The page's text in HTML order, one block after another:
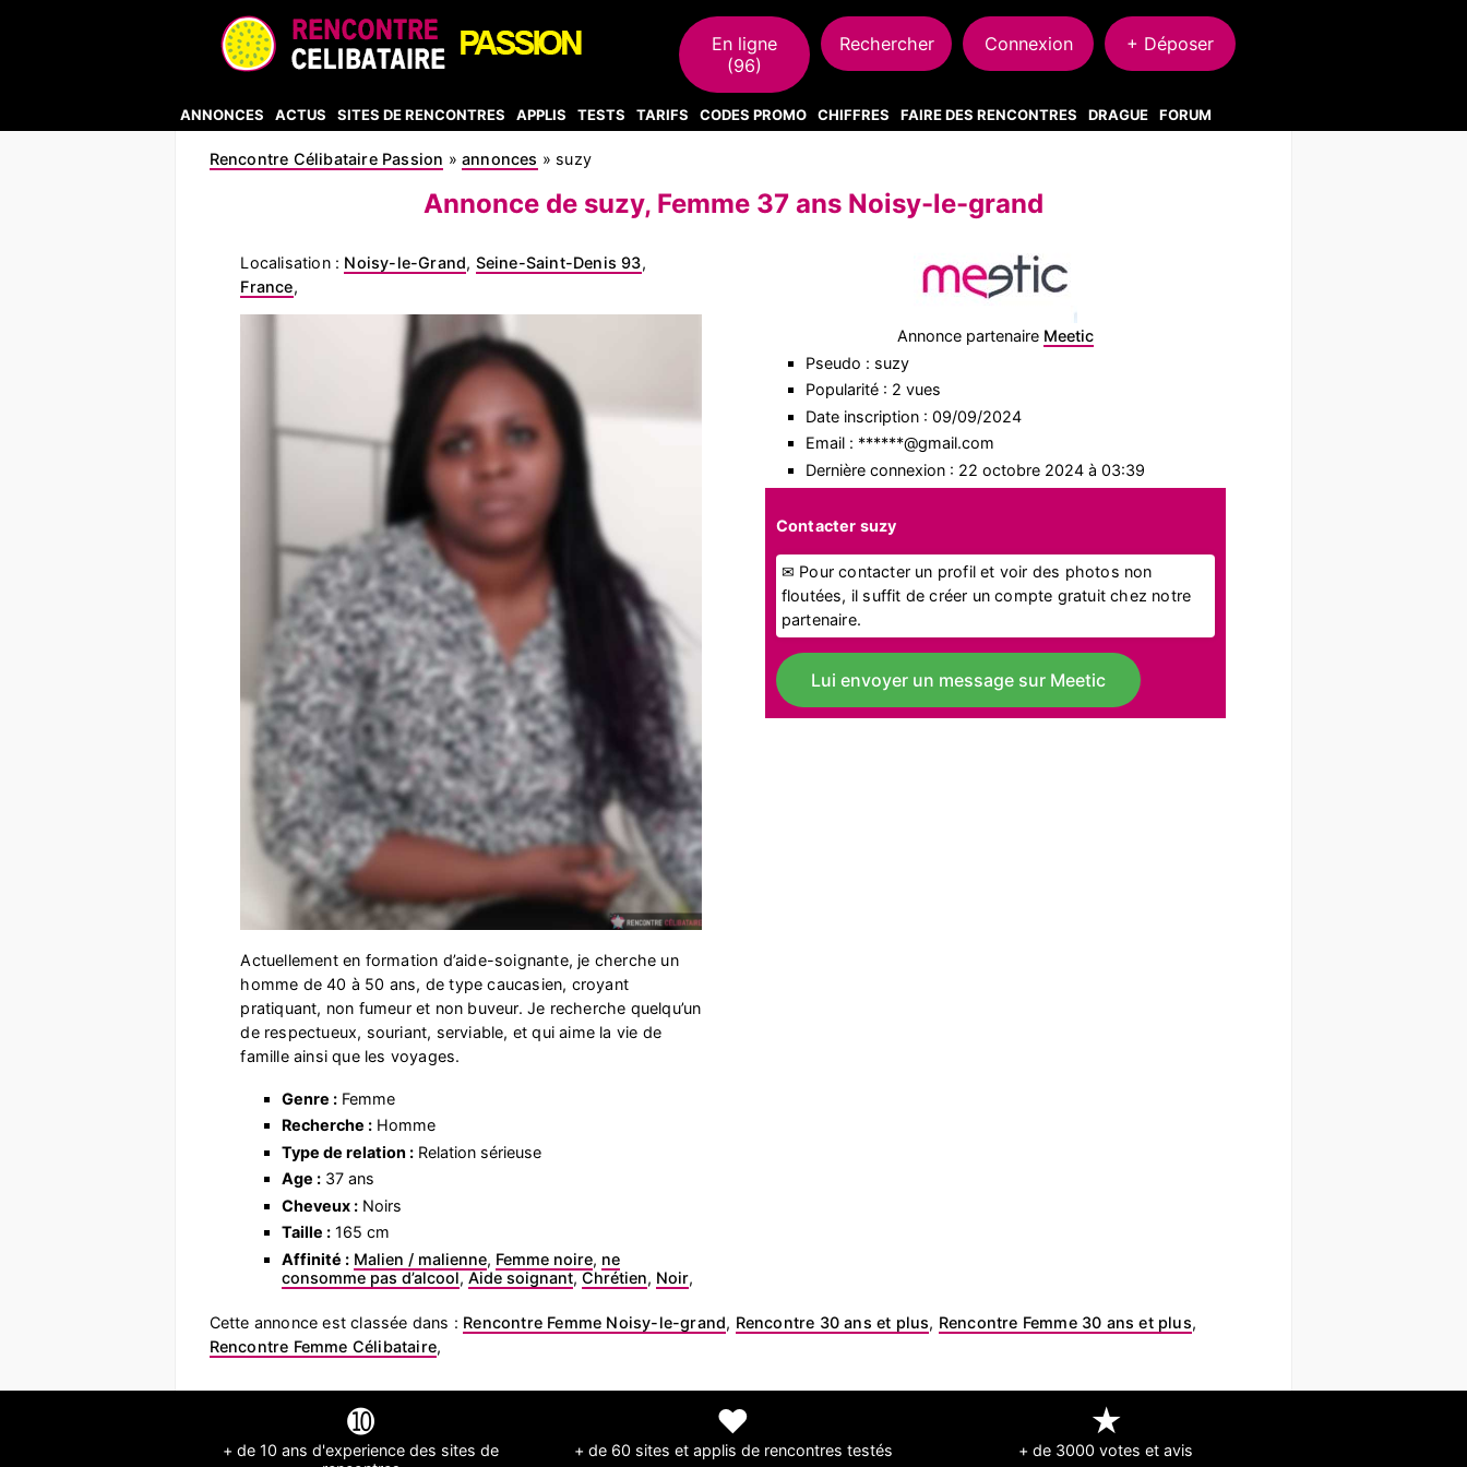
En ligne
(96)
Rechercher Connexion + Déposer
ANNONCES ACTUS SITES DE RENCONTRES APPLIS TESTS TARIFS CODES PROMO CHIFFRES FAIRE DES RENCONTRES DRAGUE FORUM
Rencontre Célibataire Passion »annonces » suzy
Annonce de suzy, Femme 37 ans Noisy-le-grand
Localisation : Noisy-le-Grand, Seine-Saint-Denis 93,
France,
Actuellement en formation d’aide-soignante, je cherche un
homme de 40 à 50 ans, de type caucasien, croyant
pratiquant, non fumeur et non buveur. Je recherche quelqu’un
de respectueux, souriant, serviable, et qui aime la vie de
famille ainsi que les voyages.
Genre :Femme
Recherche :Homme
Type de relation :Relation sérieuse
Age :37 ans
Cheveux :Noirs
Taille :165 cm
Affinité : Malien / malienne, Femme noire, ne
consomme pas d’alcool, Aide soignant, Chrétien, Noir,
Annonce partenaire Meetic
Pseudo : suzy
Popularité : 2 vues
Date inscription : 09/09/2024
Email : ******@gmail.com
Dernière connexion : 22 octobre 2024 à 03:39
Contacter suzy
✉ Pour contacter un profil et voir des photos non
floutées, il suffit de créer un compte gratuit chez notre
partenaire.
Lui envoyer un message sur Meetic
Cette annonce est classée dans : Rencontre Femme Noisy-le-grand, Rencontre 30 ans et plus, Rencontre Femme 30 ans et plus,
Rencontre Femme Célibataire,
➓
+ de 10 ans d'experience des sites de
❤
+ de 60 sites et applis de rencontres testés
★
+ de 3000 votes et avis